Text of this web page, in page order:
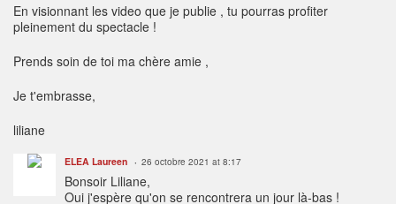
En visionnant les video que je publie , tu pourras profiter
pleinement du spectacle !
Prends soin de toi ma chère amie ,
Je t'embrasse,
liliane
ELEA Laureen 26 octobre 2021 at 8:17
Bonsoir Liliane,
Oui j'espère qu'on se rencontrera un jour là-bas !